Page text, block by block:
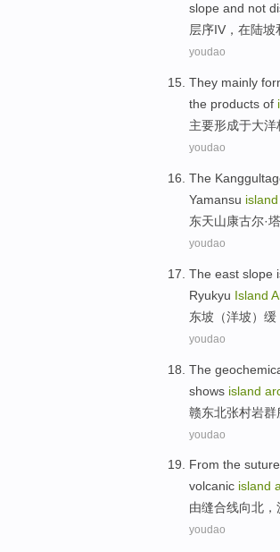
slope and not
层序IV ， 在陆坡
youdao
They mainly
the products of
主要形成于大洋
youdao
The
Yamansu island
东天山康古尔·
youdao
The east slope
Ryukyu Island
东坡（洋坡） 缓
youdao
The
shows island
赣东北张村岩群
youdao
From the
volcanic island
由缝合线向北
youdao